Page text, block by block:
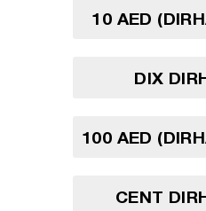
10 AED
DIX
100 AED
CENT